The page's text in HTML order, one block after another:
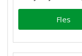
Fles